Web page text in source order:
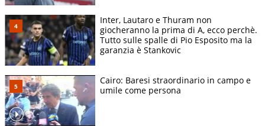
Inter, Lautaro e Thuram non
giocheranno la prima di A, ecco perchè.
Tutto sulle spalle di Pio Esposito ma la
garanzia è Stankovic
Cairo: Baresi straordinario in campo e
umile come persona